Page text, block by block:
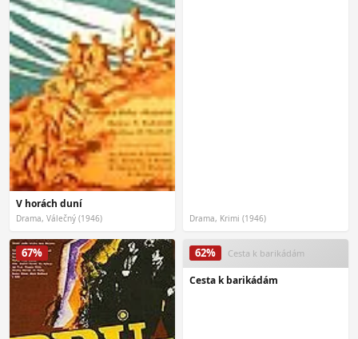
V horách duní
Drama, Válečný (1946) Drama, Krimi (1946)
67% 62% Cesta k barikádám
Cesta k barikádám